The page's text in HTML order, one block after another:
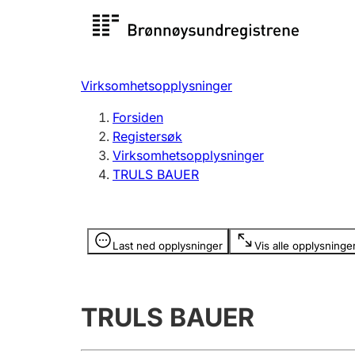
Registersøk
Registrere, endre, slette
Virksomhetsopplysninger
Forsiden
Registersøk
Virksomhetsopplysninger
TRULS BAUER
Last ned opplysninger Vis alle
Opplysninger er skjult
TRULS BAUER